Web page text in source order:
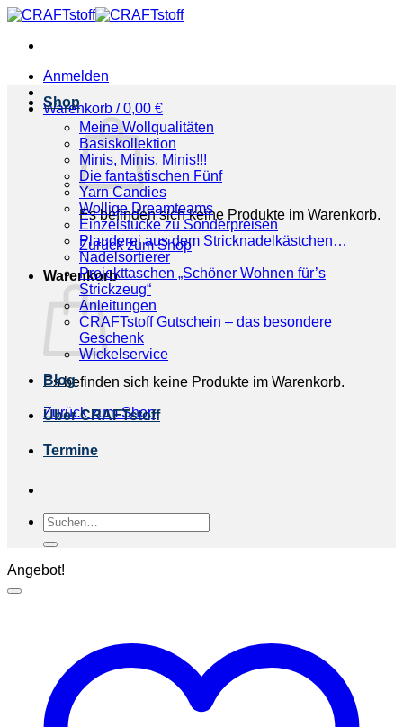
Zum
springen
Anmelden
Warenkorb /0,00 €
Es befinden sich keine Produkte im Warenkorb.
Zurück zum Shop
Warenkorb
Es befinden sich keine Produkte im Warenkorb.
Zurück zum Shop
Shop
Meine Wollqualitäten
Basiskollektion
Minis, Minis, Minis!!!
Die fantastischen Fünf
Yarn Candies
Wollige Dreamteams
Einzelstücke zu Sonderpreisen
Plauderei aus dem Stricknadelkästchen…
Nadelsortierer
Projekttaschen „Schöner Wohnen für’s
Strickzeug“
Anleitungen
CRAFTstoff Gutschein – das besondere
Geschenk
Wickelservice
Blog
Über CRAFTstoff
Termine
Suchen
nach:
Angebot!